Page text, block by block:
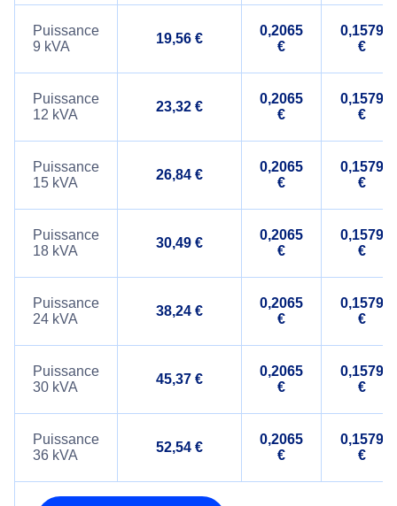
Puissance
9 kVA
19,56 €
0,2065
€
0,1579
€
Puissance
12 kVA
23,32 €
0,2065
€
0,1579
€
Puissance
15 kVA
26,84 €
0,2065
€
0,1579
€
Puissance
18 kVA
30,49 €
0,2065
€
0,1579
€
Puissance
24 kVA
38,24 €
0,2065
€
0,1579
€
Puissance
30 kVA
45,37 €
0,2065
€
0,1579
€
Puissance
36 kVA
52,54 €
0,2065
€
0,1579
€